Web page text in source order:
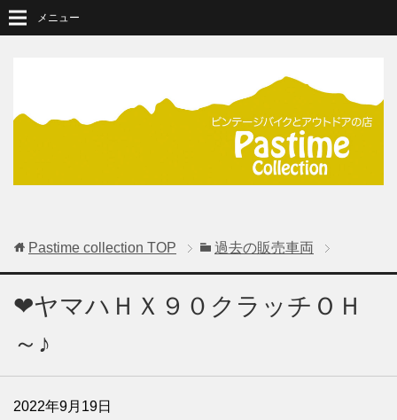
メニュー
Pastime collection TOP 過去の販売車両
❤ヤマハＨＸ９０クラッチＯＨ
～♪
2022年9月19日